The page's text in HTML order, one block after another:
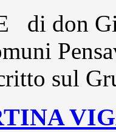
di don
sul